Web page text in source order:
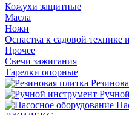
Кожухи защитные
Масла
Ножи
Оснастка к садовой технике
Прочее
Свечи зажигания
Тарелки опорные